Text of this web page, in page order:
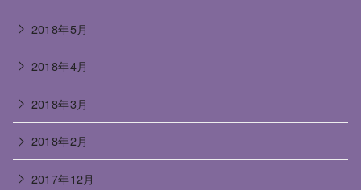
2018年5月
2018年4月
2018年3月
2018年2月
2017年12月